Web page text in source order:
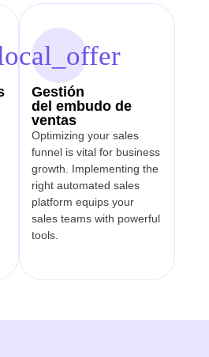
Gestión
del embudo de
ventas
Optimizing your sales
funnel is vital for business
growth. Implementing the
right automated sales
platform equips your
sales teams with powerful
tools.